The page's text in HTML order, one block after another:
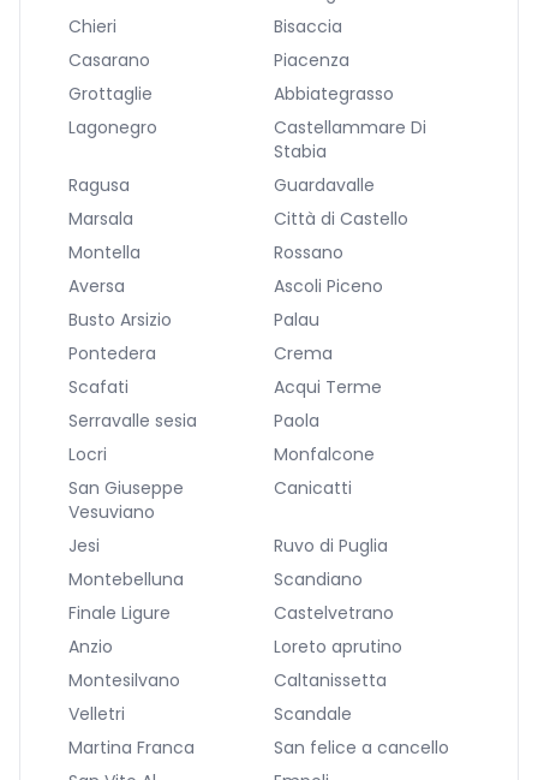
Chieri
Bisaccia
Casarano
Piacenza
Grottaglie
Abbiategrasso
Lagonegro
Castellammare Di
Stabia
Ragusa
Guardavalle
Marsala
Città di Castello
Montella
Rossano
Aversa
Ascoli Piceno
Busto Arsizio
Palau
Pontedera
Crema
Scafati
Acqui Terme
Serravalle sesia
Paola
Locri
Monfalcone
San Giuseppe
Vesuviano
Canicatti
Jesi
Ruvo di Puglia
Montebelluna
Scandiano
Finale Ligure
Castelvetrano
Anzio
Loreto aprutino
Montesilvano
Caltanissetta
Velletri
Scandale
Martina Franca
San felice a cancello